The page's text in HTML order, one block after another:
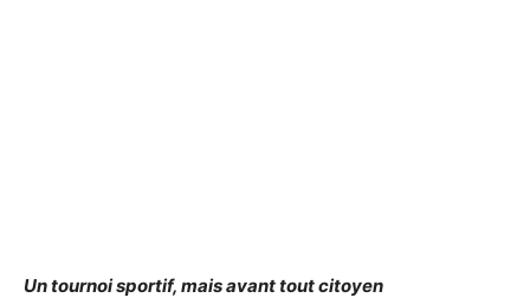
Un tournoi sportif, mais avant tout citoyen